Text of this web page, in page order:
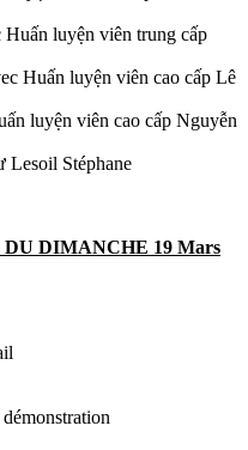
luyện viên trung cấp
Huấn luyện viên cao cấp Lê
luyện viên cao cấp Nguyễn
Lesoil Stéphane
DIMANCHE 19 Mars